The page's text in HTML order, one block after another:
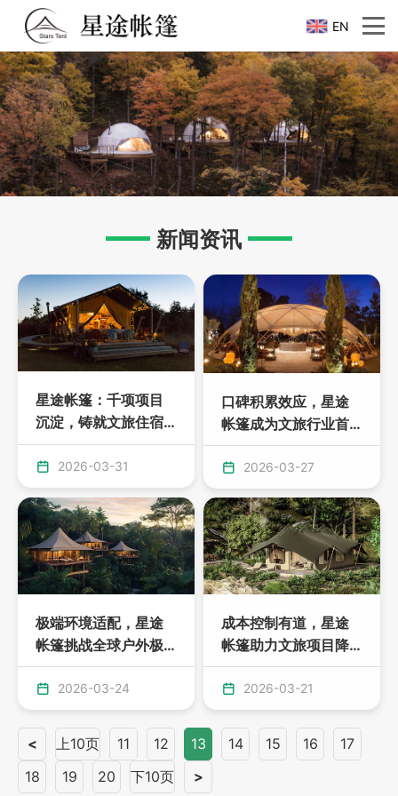
EN
新闻资讯
星途帐篷：千项项目
沉淀，铸就文旅住宿
硬核标杆
2026-03-31
口碑积累效应，星途
帐篷成为文旅行业首
选
2026-03-27
极端环境适配，星途
帐篷挑战全球户外极
限
2026-03-24
成本控制有道，星途
帐篷助力文旅项目降
本增效
2026-03-21
< 上10页 11 12 13 14 15 16
17
18
19 20 下10页 >